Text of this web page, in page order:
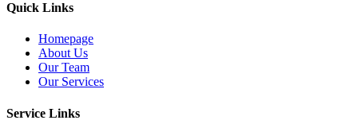
Quick Links
Homepage
About Us
Our Team
Our Services
Service Links